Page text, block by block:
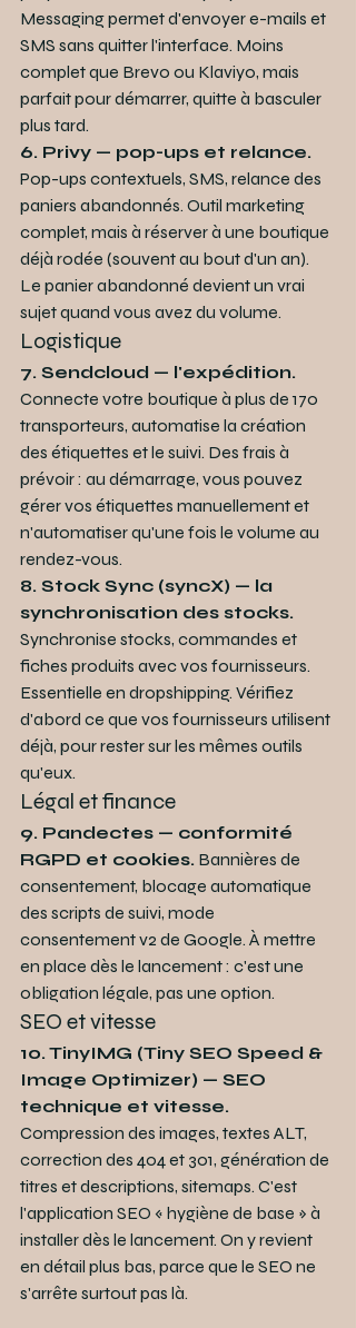
Messaging permet d'envoyer e-mails et
SMS sans quitter l'interface. Moins
complet que Brevo ou Klaviyo, mais
parfait pour démarrer, quitte à basculer
plus tard.
6. Privy — pop-ups et relance.
Pop-ups contextuels, SMS, relance des
paniers abandonnés. Outil marketing
complet, mais à réserver à une boutique
déjà rodée (souvent au bout d'un an).
Le panier abandonné devient un vrai
sujet quand vous avez du volume.
Logistique
7. Sendcloud — l'expédition.
Connecte votre boutique à plus de 170
transporteurs, automatise la création
des étiquettes et le suivi. Des frais à
prévoir : au démarrage, vous pouvez
gérer vos étiquettes manuellement et
n'automatiser qu'une fois le volume au
rendez-vous.
8. Stock Sync (syncX) — la
synchronisation des stocks.
Synchronise stocks, commandes et
fiches produits avec vos fournisseurs.
Essentielle en dropshipping. Vérifiez
d'abord ce que vos fournisseurs utilisent
déjà, pour rester sur les mêmes outils
qu'eux.
Légal et finance
9. Pandectes — conformité
RGPD et cookies. Bannières de
consentement, blocage automatique
des scripts de suivi, mode
consentement v2 de Google. À mettre
en place dès le lancement : c'est une
obligation légale, pas une option.
SEO et vitesse
10. TinyIMG (Tiny SEO Speed &
Image Optimizer) — SEO
technique et vitesse.
Compression des images, textes ALT,
correction des 404 et 301, génération de
titres et descriptions, sitemaps. C'est
l'application SEO « hygiène de base » à
installer dès le lancement. On y revient
en détail plus bas, parce que le SEO ne
s'arrête surtout pas là.